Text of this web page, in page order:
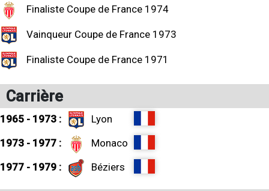
Finaliste Coupe de France 1974
Vainqueur Coupe de France 1973
Finaliste Coupe de France 1971
Carrière
1965 - 1973 :
Lyon
1973 - 1977 :
Monaco
1977 - 1979 :
Béziers